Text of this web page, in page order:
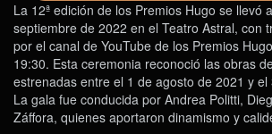
La 12ª edición de los Premios Hugo se llevó
septiembre de 2022 en el Teatro Astral, con
por el canal de YouTube de los Premios
19:30. Esta ceremonia reconoció las obras
estrenadas entre el 1 de agosto de 2021 y
La gala fue conducida por Andrea Politti,
Záffora, quienes aportaron dinamismo y